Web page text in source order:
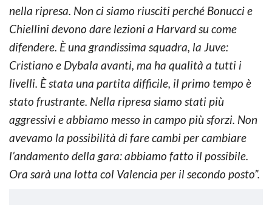
nella ripresa. Non ci siamo riusciti perché Bonucci e
Chiellini devono dare lezioni a Harvard su come
difendere. È una grandissima squadra, la Juve:
Cristiano e Dybala avanti, ma ha qualità a tutti i
livelli. È stata una partita difficile, il primo tempo è
stato frustrante. Nella ripresa siamo stati più
aggressivi e abbiamo messo in campo più sforzi. Non
avevamo la possibilità di fare cambi per cambiare
l’andamento della gara: abbiamo fatto il possibile.
Ora sarà una lotta col Valencia per il secondo posto”.